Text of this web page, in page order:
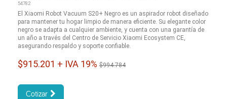
54782
El Xiaomi Robot Vacuum S20+ Negro es un aspirador robot diseñado
para mantener tu hogar limpio de manera eficiente. Su elegante color
negro se adapta a cualquier ambiente, y cuenta con una garantía de
un año a través del Centro de Servicio Xiaomi Ecosystem CE,
asegurando respaldo y soporte confiable.
$915.201 + IVA 19%$994.784
Cotizar